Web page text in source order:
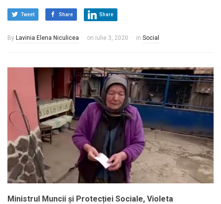
Tweet Share Share
By Lavinia Elena Niculicea on iulie 3, 2020 in Social
Ministrul Muncii și Protecției Sociale, Violeta